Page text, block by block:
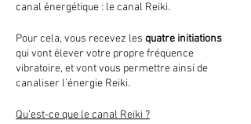
canal énergétique : le canal Reiki.
Pour cela, vous recevez les quatre initiations
qui vont élever votre propre fréquence
vibratoire, et vont vous permettre ainsi de
canaliser l’énergie Reiki.
Qu’est-ce que le canal Reiki ?